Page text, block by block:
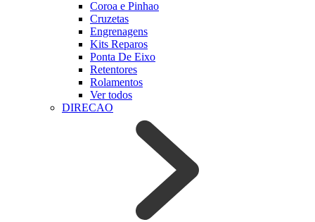
Coroa e Pinhao
Cruzetas
Engrenagens
Kits Reparos
Ponta De Eixo
Retentores
Rolamentos
Ver todos
DIRECAO